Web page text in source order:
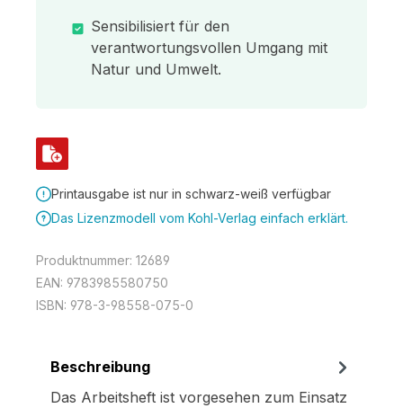
Sensibilisiert für den
verantwortungsvollen Umgang mit
Natur und Umwelt.
Printausgabe ist nur in schwarz-weiß verfügbar
Das Lizenzmodell vom Kohl-Verlag einfach erklärt.
Produktnummer: 12689
EAN: 9783985580750
ISBN: 978-3-98558-075-0
Beschreibung
Das Arbeitsheft ist vorgesehen zum Einsatz